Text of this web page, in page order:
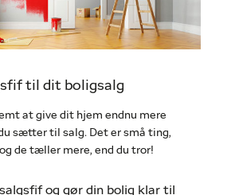
til dit boligsalg
at give dit hjem endnu mere
sætter til salg. Det er små ting,
de tæller mere, end du tror!
og gør din bolig klar til